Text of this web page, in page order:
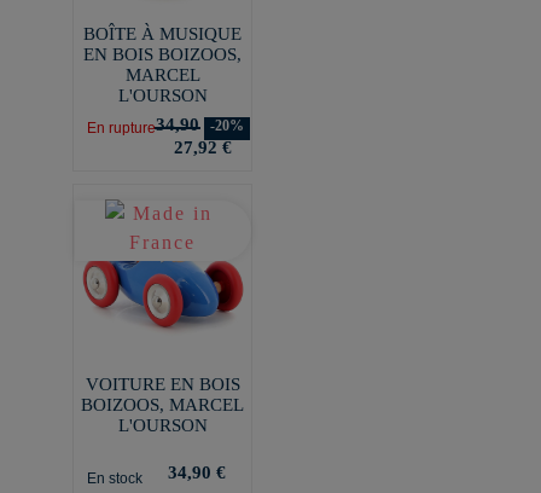
BOÎTE À MUSIQUE
EN BOIS BOIZOOS,
MARCEL
L'OURSON
En rupture34,90 -20%
27,92 €
VOITURE EN BOIS
BOIZOOS, MARCEL
L'OURSON
En stock 34,90 €